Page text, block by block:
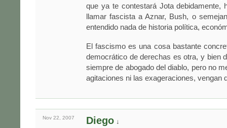
que ya te contestará Jota debidamente,
llamar fascista a Aznar, Bush, o
entendido nada de historia política,
El fascismo es una cosa bastante
democrático de derechas es otra, y bien
siempre de abogado del diablo, pero no
agitaciones ni las exageraciones, vengan
Nov 22, 2007 Diego ↓